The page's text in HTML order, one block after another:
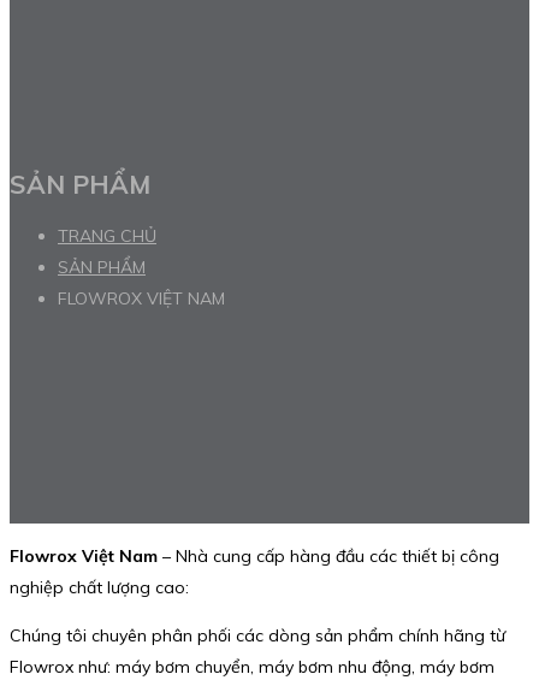
SẢN PHẨM
TRANG CHỦ
SẢN PHẨM
FLOWROX VIỆT NAM
Flowrox Việt Nam – Nhà cung cấp hàng đầu các thiết bị công
nghiệp chất lượng cao:
Chúng tôi chuyên phân phối các dòng sản phẩm chính hãng từ
Flowrox như: máy bơm chuyển, máy bơm nhu động, máy bơm